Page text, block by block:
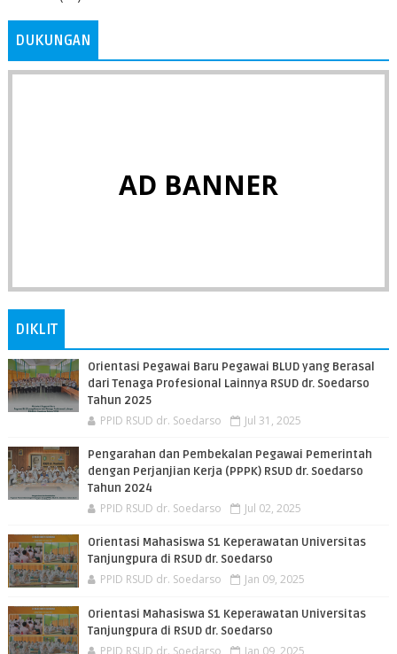
DUKUNGAN
AD BANNER
DIKLIT
Orientasi Pegawai Baru Pegawai BLUD yang Berasal
dari Tenaga Profesional Lainnya RSUD dr. Soedarso
Tahun 2025
PPID RSUD dr. Soedarso Jul 31, 2025
Pengarahan dan Pembekalan Pegawai Pemerintah
dengan Perjanjian Kerja (PPPK) RSUD dr. Soedarso
Tahun 2024
PPID RSUD dr. Soedarso Jul 02, 2025
Orientasi Mahasiswa S1 Keperawatan Universitas
Tanjungpura di RSUD dr. Soedarso
PPID RSUD dr. Soedarso Jan 09, 2025
Orientasi Mahasiswa S1 Keperawatan Universitas
Tanjungpura di RSUD dr. Soedarso